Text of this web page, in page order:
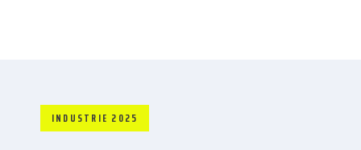
INDUSTRIE 2025